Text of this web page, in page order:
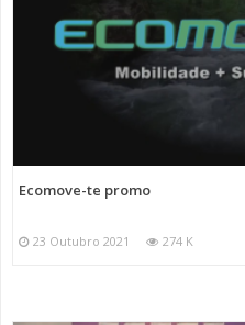
Ecomove-te promo
23 Outubro 2021 274 K